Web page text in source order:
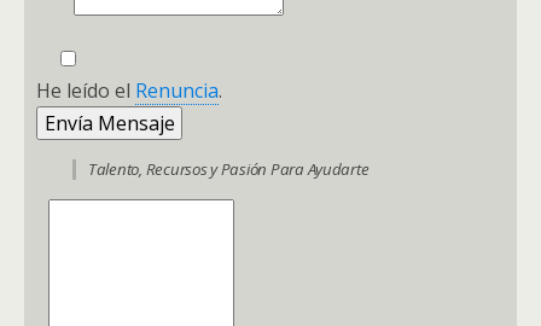
He leído el Renuncia.
Talento, Recursos y Pasión Para Ayudarte